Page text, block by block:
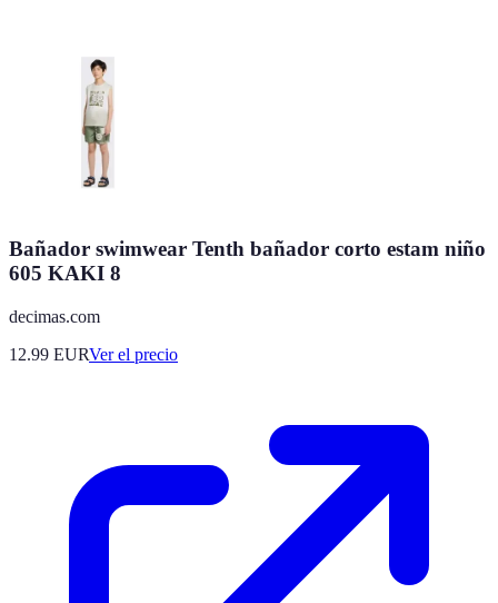
Bañador swimwear Tenth bañador corto estam niño
605 KAKI 8
decimas.com
12.99 EURVer el precio